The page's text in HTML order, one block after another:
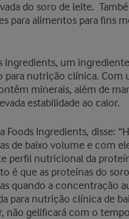
do soro de leite.
para alimentos para fins
um ingrediente
para nutrição clínica. Com
minerais, além de
estabilidade ao calor.
Foods Ingredients, disse:
de baixo volume e com
perfil nutricional da
é que as proteínas do
quando a concentração
para nutrição clínica de
não gelificará com o